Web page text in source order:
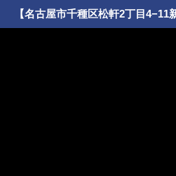
【名古屋市千種区松軒2丁目